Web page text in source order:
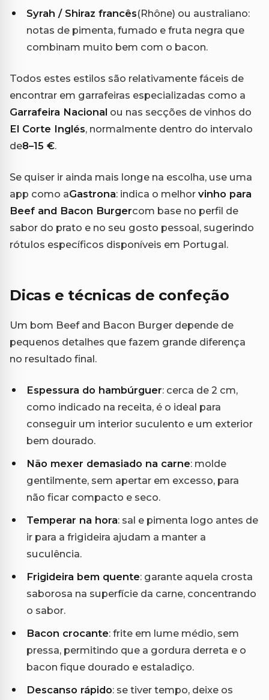
Syrah / Shiraz francês(Rhône) ou australiano:
notas de pimenta, fumado e fruta negra que
combinam muito bem com o bacon.
Todos estes estilos são relativamente fáceis de
encontrar em garrafeiras especializadas como a
Garrafeira Nacional ou nas secções de vinhos do
El Corte Inglés, normalmente dentro do intervalo
de8–15 €.
Se quiser ir ainda mais longe na escolha, use uma
app como aGastrona: indica o melhor vinho para
Beef and Bacon Burgercom base no perfil de
sabor do prato e no seu gosto pessoal, sugerindo
rótulos específicos disponíveis em Portugal.
Dicas e técnicas de confeção
Um bom Beef and Bacon Burger depende de
pequenos detalhes que fazem grande diferença
no resultado final.
Espessura do hambúrguer: cerca de 2 cm,
como indicado na receita, é o ideal para
conseguir um interior suculento e um exterior
bem dourado.
Não mexer demasiado na carne: molde
gentilmente, sem apertar em excesso, para
não ficar compacto e seco.
Temperar na hora: sal e pimenta logo antes de
ir para a frigideira ajudam a manter a
suculência.
Frigideira bem quente: garante aquela crosta
saborosa na superfície da carne, concentrando
o sabor.
Bacon crocante: frite em lume médio, sem
pressa, permitindo que a gordura derreta e o
bacon fique dourado e estaladiço.
Descanso rápido: se tiver tempo, deixe os